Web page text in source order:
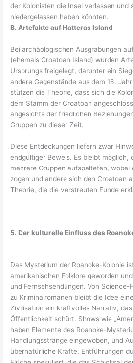
der Kolonisten die Insel verlassen und
niedergelassen haben könnten.
B. Artefakte auf Hatteras Island
Bei archäologischen Ausgrabungen
(ehemals Croatoan Island) wurden
Ursprungs freigelegt, darunter ein
andere Gegenstände aus dem 16.
stützen die Theorie, dass sich die
dem Stamm der Croatoan
angesichts der friedlichen
Gruppen zu dieser Zeit.
Diese Entdeckungen liefern zwar
endgültiger Beweis. Es bleibt möglich,
mehrere Gruppen aufspalteten, wobei
zogen und andere sich den Croatoan
Theorie, die die verstreuten Funde
5. Der kulturelle Einfluss des
Das Mysterium der Roanoke-Kolonie
amerikanischen Folklore geworden
und Fernsehsendungen. Von Science-
zu Kriminalromanen bleibt die Idee
Zivilisation ein kraftvolles Narrativ,
Öffentlichkeit schürt. Shows wie
haben Elemente des Roanoke-
Handlungsstränge eingewoben, und
übernatürliche Kräfte, Entführungen